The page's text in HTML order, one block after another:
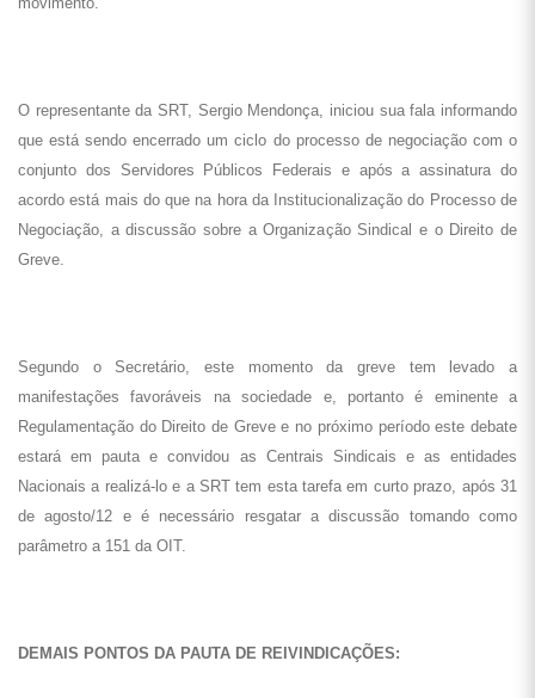
O representante da SRT, Sergio Mendonça, iniciou sua fala informando
que está sendo encerrado um ciclo do processo de negociação com o
conjunto dos Servidores Públicos Federais e após a assinatura do
acordo está mais do que na hora da Institucionalização do Processo de
Negociação, a discussão sobre a Organização Sindical e o Direito de
Greve.
Segundo o Secretário, este momento da greve tem levado a
manifestações favoráveis na sociedade e, portanto é eminente a
Regulamentação do Direito de Greve e no próximo período este debate
estará em pauta e convidou as Centrais Sindicais e as entidades
Nacionais a realizá-lo e a SRT tem esta tarefa em curto prazo, após 31
de agosto/12 e é necessário resgatar a discussão tomando como
parâmetro a 151 da OIT.
DEMAIS PONTOS DA PAUTA DE REIVINDICAÇÕES: